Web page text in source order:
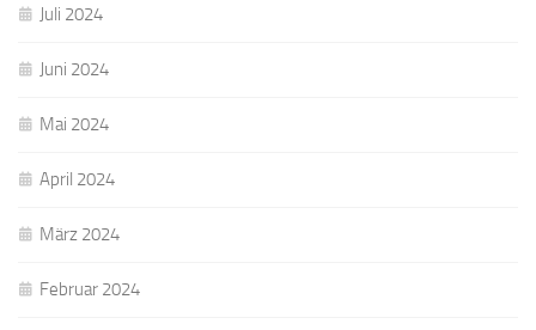
Juli 2024
Juni 2024
Mai 2024
April 2024
März 2024
Februar 2024